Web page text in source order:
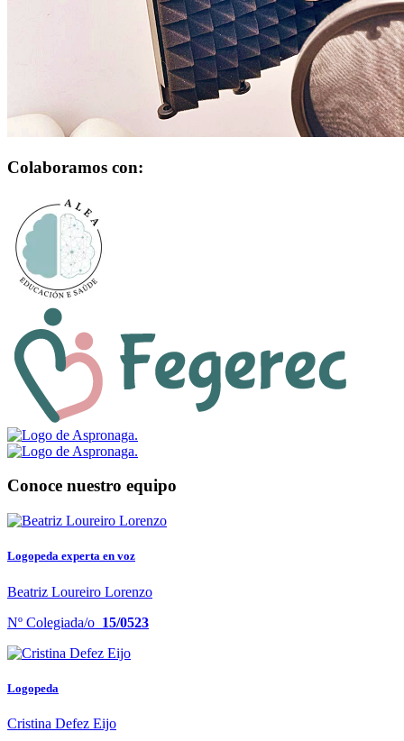
Colaboramos con:
Conoce nuestro equipo
Logopeda experta en voz
Beatriz Loureiro Lorenzo
Nº Colegiada/o 15/0523
Logopeda
Cristina Defez Eijo